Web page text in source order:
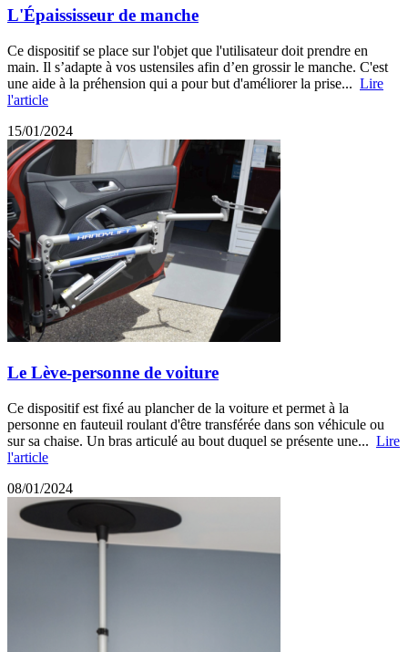
L'Épaississeur de manche
Ce dispositif se place sur l'objet que l'utilisateur doit prendre en
main. Il s’adapte à vos ustensiles afin d’en grossir le manche. C'est
une aide à la préhension qui a pour but d'améliorer la prise... Lire
l'article
15/01/2024
Le Lève-personne de voiture
Ce dispositif est fixé au plancher de la voiture et permet à la
personne en fauteuil roulant d'être transférée dans son véhicule ou
sur sa chaise. Un bras articulé au bout duquel se présente une... Lire
l'article
08/01/2024